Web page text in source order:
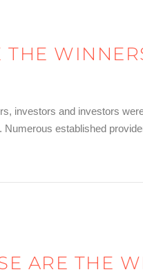
investors and investors
established
ARE THE